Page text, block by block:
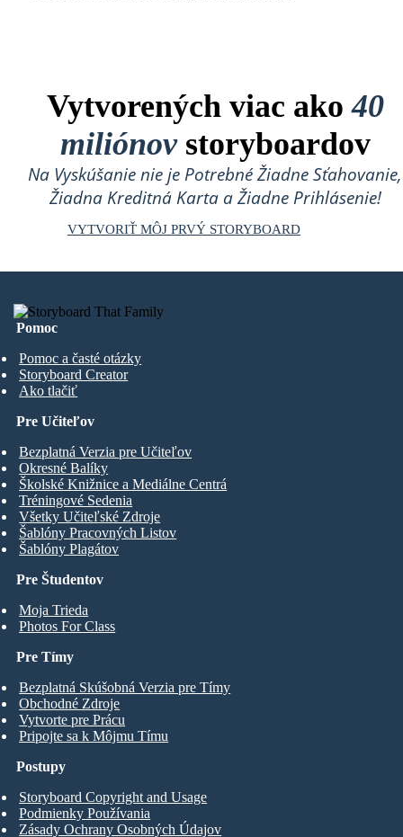
Vytvorených viac ako40
miliónovstoryboardov
Na Vyskúšanie nie je Potrebné Žiadne Sťahovanie,
Žiadna Kreditná Karta a Žiadne Prihlásenie!
VYTVORIŤ MÔJ PRVÝ STORYBOARD
Pomoc
Pomoc a časté otázky
Storyboard Creator
Ako tlačiť
Pre Študentov
Moja Trieda
Photos For Class
Pre Učiteľov
Bezplatná Verzia pre Učiteľov
Okresné Balíky
Školské Knižnice a Mediálne Centrá
Tréningové Sedenia
Všetky Učiteľské Zdroje
Šablóny Pracovných Listov
Šablóny Plagátov
Pre Tímy
Bezplatná Skúšobná Verzia pre Tímy
Obchodné Zdroje
Vytvorte pre Prácu
Pripojte sa k Môjmu Tímu
Postupy
Storyboard Copyright and Usage
Podmienky Používania
Zásady Ochrany Osobných Údajov